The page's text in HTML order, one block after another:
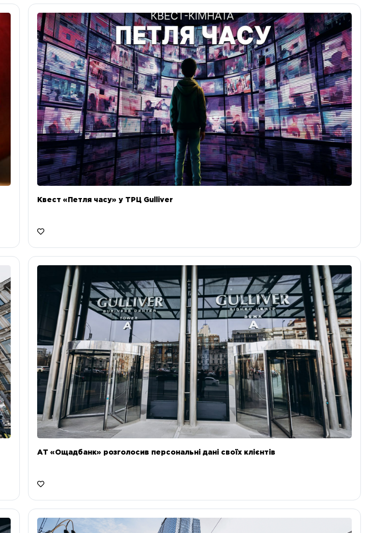
Квест «Петля часу» у ТРЦ Gulliver
АТ «Ощадбанк» розголосив персональні дані своїх клієнтів